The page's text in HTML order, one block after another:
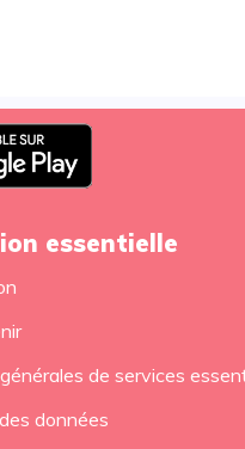
essentielle
de services
données